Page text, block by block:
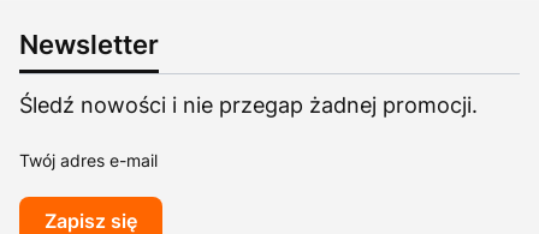
Newsletter
Śledź nowości i nie przegap żadnej promocji.
Twój adres e-mail
Zapisz się